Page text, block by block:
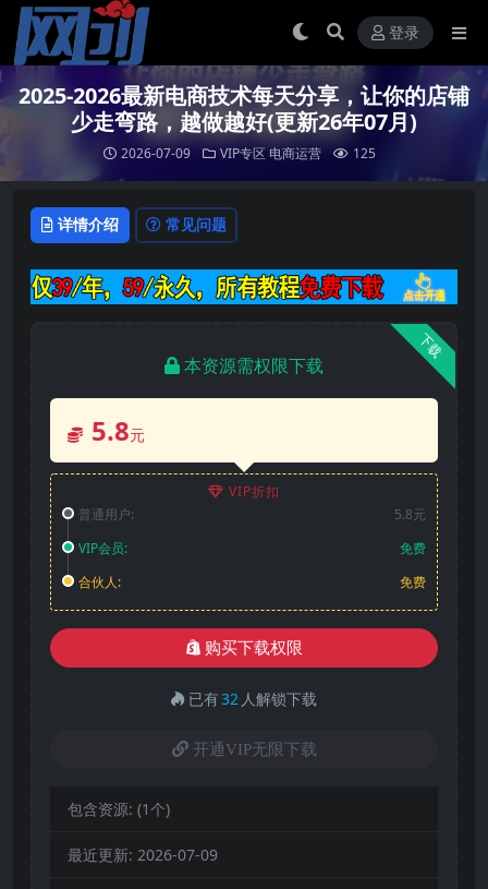
登录
2025-2026最新电商技术每天分享，让你的店铺
少走弯路，越做越好(更新26年07月)
2026-07-09 VIP专区电商运营 125
详情介绍 常见问题
下载
本资源需权限下载
5.8元
VIP折扣
普通用户:
5.8元
VIP会员:
免费
合伙人:
免费
购买下载权限
已有32 人解锁下载
开通VIP无限下载
包含资源: (1个)
最近更新: 2026-07-09